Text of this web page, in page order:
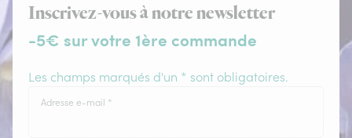
Inscrivez-vous à notre newsletter
-5€ sur votre 1ère commande
Les champs marqués d'un * sont obligatoires.
Adresse e-mail *